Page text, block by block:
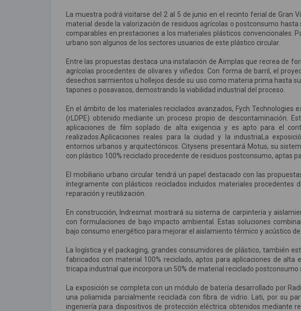
La muestra podrá visitarse del 2 al 5 de junio en el recinto ferial de Gran
material desde la valorización de residuos agrícolas o postconsumo
comparables en prestaciones a los materiales plásticos convencionales.
urbano son algunos de los sectores usuarios de este plástico circular.
Entre las propuestas destaca una instalación de Aimplas que recrea de
agrícolas procedentes de olivares y viñedos. Con forma de barril, el
desechos sarmientos u hollejos desde su uso como materia prima hasta
tapones o posavasos, demostrando la viabilidad industrial del proceso.
En el ámbito de los materiales reciclados avanzados, Fych Technologies
(rLDPE) obtenido mediante un proceso propio de descontaminación.
aplicaciones de film soplado de alta exigencia y es apto para el
realizados.Aplicaciones reales para la ciudad y la industriaLa
entornos urbanos y arquitectónicos. Citysens presentará Motus, su
con plástico 100% reciclado procedente de residuos postconsumo, aptas
El mobiliario urbano circular tendrá un papel destacado con las
íntegramente con plásticos reciclados incluidos materiales procedentes
reparación y reutilización.
En construcción, Indresmat mostrará su sistema de carpintería y
con formulaciones de bajo impacto ambiental. Estas soluciones
bajo consumo energético para mejorar el aislamiento térmico y acústico de
La logística y el packaging, grandes consumidores de plástico, también
fabricados con material 100% reciclado, aptos para aplicaciones de alta
tricapa industrial que incorpora un 50% de material reciclado postconsumo
La exposición se completa con un módulo de batería desarrollado por
una poliamida parcialmente reciclada con fibra de vidrio. Lati, por su
ingeniería para dispositivos de protección eléctrica obtenidos mediante